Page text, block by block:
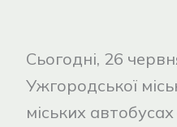
Сьогодні, 26
Ужгородської
міських